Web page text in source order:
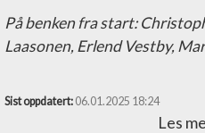
På benken fra start:
Laasonen, Erlend Vestby,
Sist oppdatert: 06.01.2025 18:24
Les